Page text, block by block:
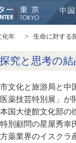
化年 生命に対する
究と思考の
市文化と旅游局と
薬技芸特別展」が
国大使館文化部
別顧問の星屋秀
薬業界のイスク